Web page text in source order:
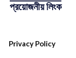
প্রয়োজনীয় লিংক
Privacy Policy